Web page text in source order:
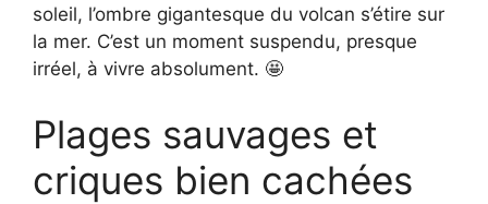
soleil, l’ombre gigantesque du volcan s’étire sur
la mer. C’est un moment suspendu, presque
irréel, à vivre absolument. 🤩
Plages sauvages et
criques bien cachées